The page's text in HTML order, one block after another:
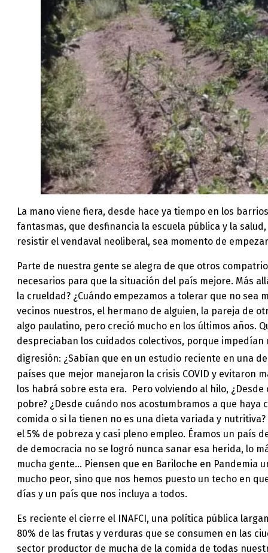
La mano viene fiera, desde hace ya tiempo en los
fantasmas, que desfinancia la escuela pública y la
resistir el vendaval neoliberal, sea momento de
Parte de nuestra gente se alegra de que otros
necesarios para que la situación del país mejore. Más
la crueldad? ¿Cuándo empezamos a tolerar que no
vecinos nuestros, el hermano de alguien, la pareja de
algo paulatino, pero creció mucho en los últimos años.
despreciaban los cuidados colectivos, porque
digresión: ¿Sabían que en un estudio reciente en una
países que mejor manejaron la crisis COVID y evitaron
los habrá sobre esta era. Pero volviendo al hilo,
pobre? ¿Desde cuándo nos acostumbramos a que
comida o si la tienen no es una dieta variada y
el 5% de pobreza y casi pleno empleo. Éramos un país
de democracia no se logró nunca sanar esa herida, lo
mucha gente… Piensen que en Bariloche en Pandemia
mucho peor, sino que nos hemos puesto un techo en
días y un país que nos incluya a todos.
Es reciente el cierre el INAFCI, una política pública
80% de las frutas y verduras que se consumen en las
sector productor de mucha de la comida de todas